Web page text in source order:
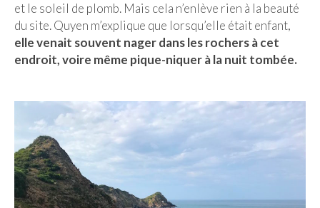
et le soleil de plomb. Mais cela n’enlève rien à la beauté
du site. Quyen m’explique que lorsqu’elle était enfant,
elle venait souvent nager dans les rochers à cet
endroit, voire même pique-niquer à la nuit tombée.